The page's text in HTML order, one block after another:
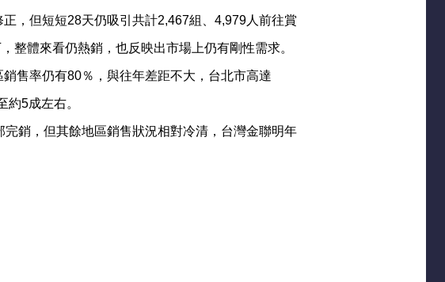
，但短短28天仍吸引共計2,467組、4,979人前往賞
整體來看仍熱銷，也反映出市場上仍有剛性需求。
售率仍有80％，與往年差距不大，台北市高達
5成左右。
銷，但其餘地區銷售狀況相對冷清，台灣金聯明年